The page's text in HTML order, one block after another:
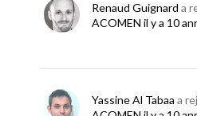
Renaud Guignard a
ACOMEN il y a 10
Yassine Al Tabaa a